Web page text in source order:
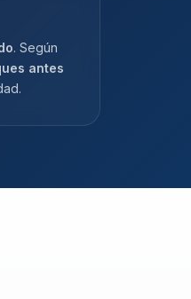
. Según
antes